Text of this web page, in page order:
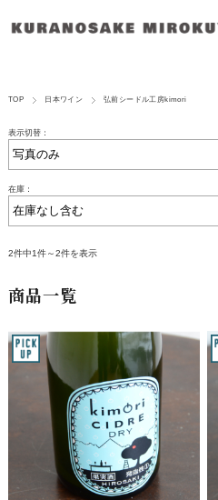
TOP 日本ワイン 弘前シードル工房kimori
表示切替：
在庫：
2件中1件～2件を表示
商品一覧